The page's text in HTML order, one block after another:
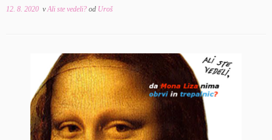
12. 8. 2020 vAli ste vedeli? od Uroš